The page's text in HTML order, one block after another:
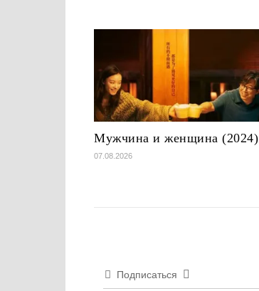
Мужчина и женщина (2024)
07.08.2026
Подписаться